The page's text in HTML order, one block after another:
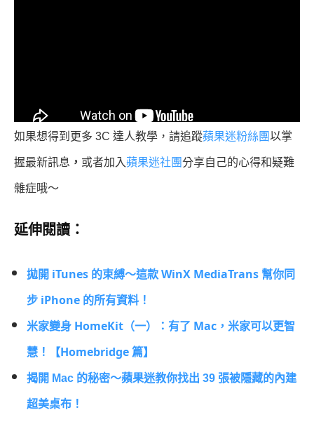
如果想得到更多 3C 達人教學，請追蹤蘋果迷粉絲團以掌
握最新訊息 ， 或者加入蘋果迷社團分享自己的心得和疑難
雜症哦～
延伸閱讀：
拋開 iTunes 的束縛～這款 WinX MediaTrans 幫你同
步 iPhone 的所有資料！
米家變身 HomeKit（一）：有了 Mac，米家可以更智
慧！【Homebridge 篇】
揭開 Mac 的秘密～蘋果迷教你找出 39 張被隱藏的內建
超美桌布！